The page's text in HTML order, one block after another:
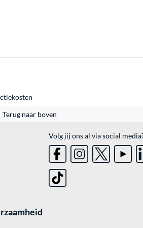
Terug naar boven
Volg jij ons al via social